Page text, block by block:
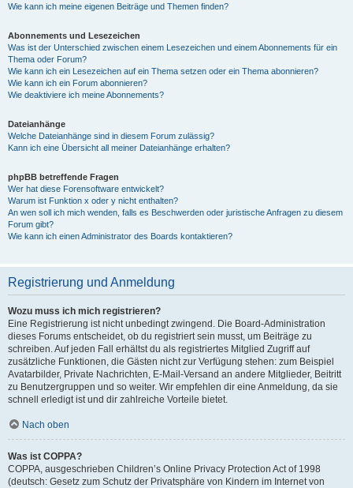
Wie kann ich meine eigenen Beiträge und Themen finden?
Abonnements und Lesezeichen
Was ist der Unterschied zwischen einem Lesezeichen und einem Abonnements für ein
Thema oder Forum?
Wie kann ich ein Lesezeichen auf ein Thema setzen oder ein Thema abonnieren?
Wie kann ich ein Forum abonnieren?
Wie deaktiviere ich meine Abonnements?
Dateianhänge
Welche Dateianhänge sind in diesem Forum zulässig?
Kann ich eine Übersicht all meiner Dateianhänge erhalten?
phpBB betreffende Fragen
Wer hat diese Forensoftware entwickelt?
Warum ist Funktion x oder y nicht enthalten?
An wen soll ich mich wenden, falls es Beschwerden oder juristische Anfragen zu diesem
Forum gibt?
Wie kann ich einen Administrator des Boards kontaktieren?
Registrierung und Anmeldung
Wozu muss ich mich registrieren?
Eine Registrierung ist nicht unbedingt zwingend. Die Board-Administration
dieses Forums entscheidet, ob du registriert sein musst, um Beiträge zu
schreiben. Auf jeden Fall erhältst du als registriertes Mitglied Zugriff auf
zusätzliche Funktionen, die Gästen nicht zur Verfügung stehen: zum Beispiel
Avatarbilder, Private Nachrichten, E-Mail-Versand an andere Mitglieder, Beitritt
zu Benutzergruppen und so weiter. Wir empfehlen dir eine Anmeldung, da sie
schnell erledigt ist und dir zahlreiche Vorteile bietet.
Nach oben
Was ist COPPA?
COPPA, ausgeschrieben Children’s Online Privacy Protection Act of 1998
(deutsch: Gesetz zum Schutz der Privatsphäre von Kindern im Internet von